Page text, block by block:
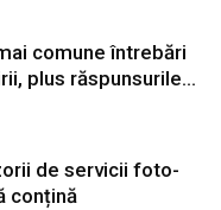
comune întrebări
plus răspunsurile...
de servicii foto-
conțină